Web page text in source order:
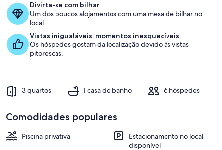
costa.
Divirta-se com bilhar
Um dos poucos alojamentos com uma mesa de bilhar no
local.
Vistas inigualáveis, momentos inesquecíveis
Os hóspedes gostam da localização devido às vistas
pitorescas.
3 quartos 1 casa de banho 6 hóspedes
Comodidades populares
Piscina privativa
Estacionamento no local
disponível